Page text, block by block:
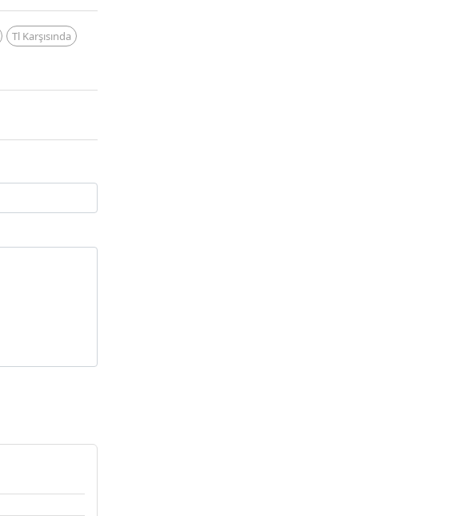
Tl Karşısında